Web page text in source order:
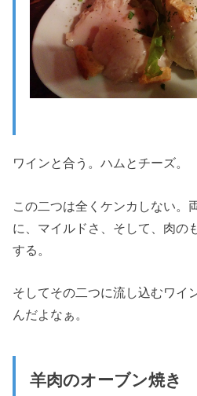
ワインと合う。ハムとチーズ。
この二つは全くケンカしない。
に、マイルドさ、そして、肉の
する。
そしてその二つに流し込むワイ
んだよなぁ。
羊肉のオーブン焼き